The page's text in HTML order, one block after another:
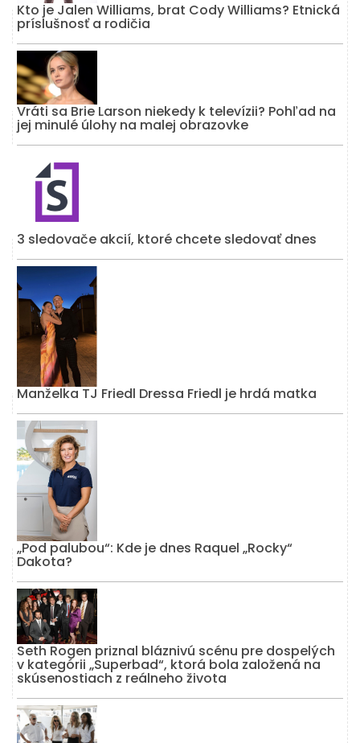
Kto je Jalen Williams, brat Cody Williams? Etnická
príslušnosť a rodičia
Vráti sa Brie Larson niekedy k televízii? Pohľad na
jej minulé úlohy na malej obrazovke
3 sledovače akcií, ktoré chcete sledovať dnes
Manželka TJ Friedl Dressa Friedl je hrdá matka
„Pod palubou“: Kde je dnes Raquel „Rocky“
Dakota?
Seth Rogen priznal bláznivú scénu pre dospelých
v kategórii „Superbad“, ktorá bola založená na
skúsenostiach z reálneho života